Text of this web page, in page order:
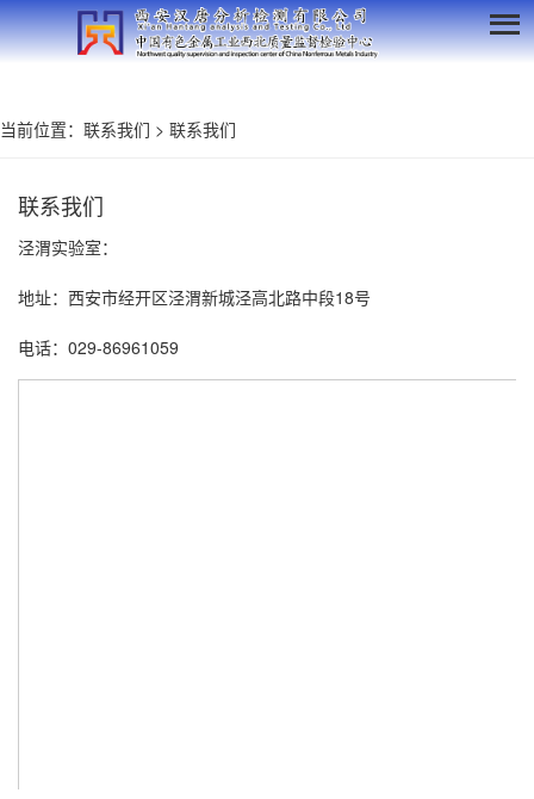
当前位置： 联系我们 > 联系我们
联系我们
泾渭实验室：
地址：西安市经开区泾渭新城泾高北路中段18号
电话： 029-86961059